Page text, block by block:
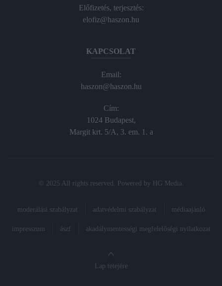
Előfizetés, terjesztés:
elofiz@haszon.hu
KAPCSOLAT
Email:
haszon@haszon.hu
Cím:
1024 Budapest,
Margit krt. 5/A, 3. em. 1. a
© 2025 All rights reserved. Powered by HG Media
moderálási szabályzat adatvédelmi szabályzat médiaajánló
impresszum ászf akadálymentességi megfelelőségi nyilatkozat
Lap tetejére